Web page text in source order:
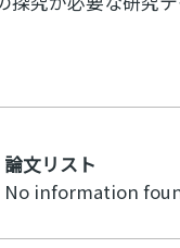
論文リスト
No information